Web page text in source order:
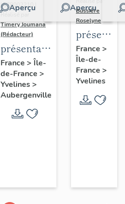
Aperçu
IA78002210 |
Réalisé par
Timery Joumana
(Rédacteur)
présentation
de l'étude
d'Elisabethville
France > Île-
de-France >
Yvelines>
Aubergenville
Aperçu
Bussière
Roselyne
du
diagnostic
et
France >
Île-de-
France >
Yvelines